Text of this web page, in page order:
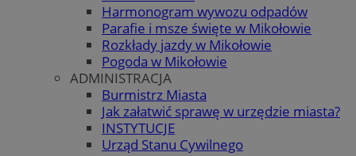
Harmonogram wywozu odpadów
Parafie i msze święte w Mikołowie
Rozkłady jazdy w Mikołowie
Pogoda w Mikołowie
ADMINISTRACJA
Burmistrz Miasta
Jak załatwić sprawę w urzędzie miasta?
INSTYTUCJE
Urząd Stanu Cywilnego